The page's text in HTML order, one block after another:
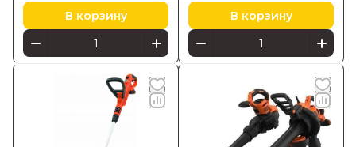
В корзину В корзину